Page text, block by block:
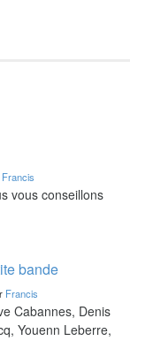
Francis
vous conseillons
bande
Francis
Cabannes, Denis
Youenn Leberre,